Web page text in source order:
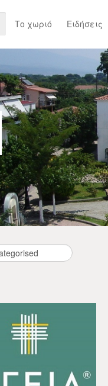
Το χωριό Ειδήσεις